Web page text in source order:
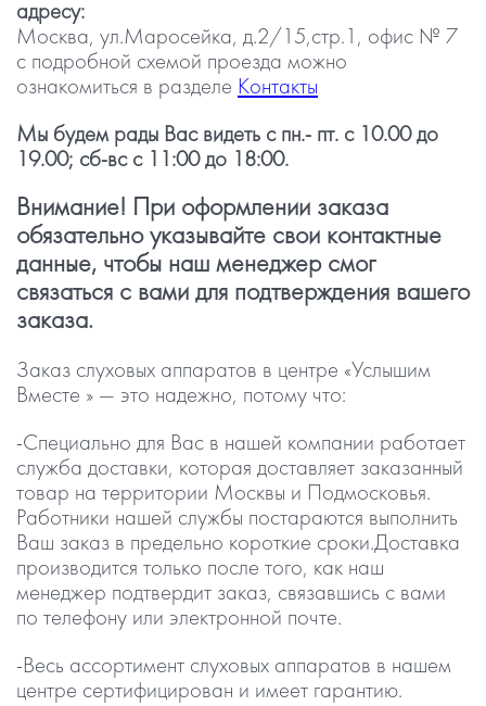
адресу:
Москва, ул.Маросейка, д.2/15,стр.1, офис № 7
с подробной схемой проезда можно
ознакомиться в разделе Контакты
Мы будем рады Вас видеть с пн.- пт. с 10.00 до
19.00; сб-вс с 11:00 до 18:00.
Внимание! При оформлении заказа
обязательно указывайте свои контактные
данные, чтобы наш менеджер смог
связаться с вами для подтверждения вашего
заказа.
Заказ слуховых аппаратов в центре «Услышим
Вместе » — это надежно, потому что:
-Специально для Вас в нашей компании работает
служба доставки, которая доставляет заказанный
товар на территории Москвы и Подмосковья.
Работники нашей службы постараются выполнить
Ваш заказ в предельно короткие сроки.Доставка
производится только после того, как наш
менеджер подтвердит заказ, связавшись с вами
по телефону или электронной почте.
-Весь ассортимент слуховых аппаратов в нашем
центре сертифицирован и имеет гарантию.